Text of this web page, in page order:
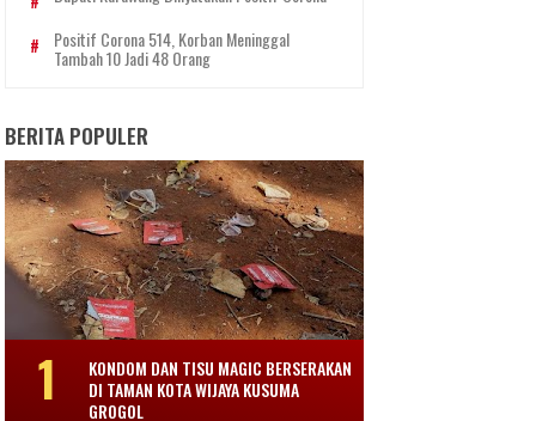
Positif Corona 514, Korban Meninggal
Tambah 10 Jadi 48 Orang
BERITA POPULER
KONDOM DAN TISU MAGIC BERSERAKAN
DI TAMAN KOTA WIJAYA KUSUMA
GROGOL